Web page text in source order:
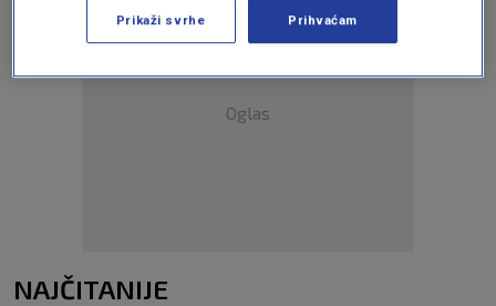
Oglas
NAJČITANIJE
Prikaži svrhe Prihvaćam